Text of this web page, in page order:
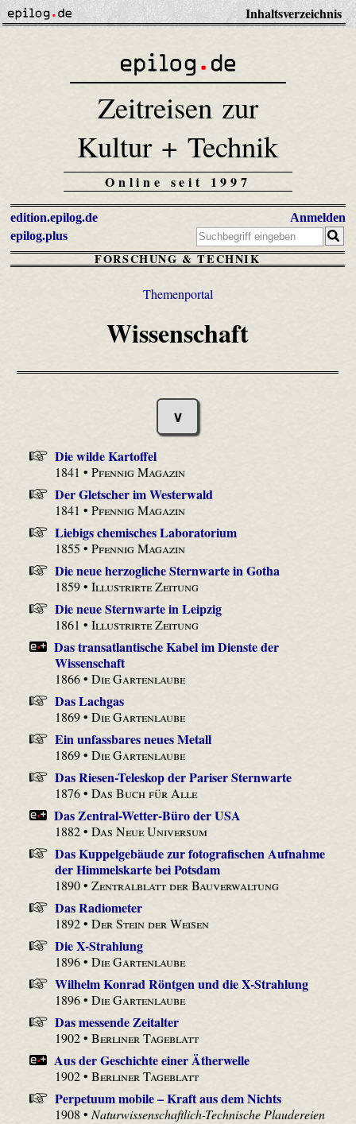
Inhaltsverzeichnis
Zeitreisen zur
Kultur + Technik
Online seit 1997
edition.epilog.de
epilog.plus
Anmelden
FORSCHUNG & TECHNIK
Themenportal
Wissenschaft
∨
Die wilde Kartoffel
1841 •Pfennig Magazin
Der Gletscher im Westerwald
1841 •Pfennig Magazin
Liebigs chemisches Laboratorium
1855 •Pfennig Magazin
Die neue herzogliche Sternwarte in Gotha
1859 •Illustrirte Zeitung
Die neue Sternwarte in Leipzig
1861 •Illustrirte Zeitung
Das transatlantische Kabel im Dienste der
Wissenschaft
1866 •Die Gartenlaube
Das Lachgas
1869 •Die Gartenlaube
Ein unfassbares neues Metall
1869 •Die Gartenlaube
Das Riesen-Teleskop der Pariser Sternwarte
1876 •Das Buch für Alle
Das Zentral-Wetter-Büro der USA
1882 •Das Neue Universum
Das Kuppelgebäude zur fotografischen Aufnahme
der Himmelskarte bei Potsdam
1890 •Zentralblatt der Bauverwaltung
Das Radiometer
1892 •Der Stein der Weisen
Die X-Strahlung
1896 •Die Gartenlaube
Wilhelm Konrad Röntgen und die X-Strahlung
1896 •Die Gartenlaube
Das messende Zeitalter
1902 •Berliner Tageblatt
Aus der Geschichte einer Ätherwelle
1902 •Berliner Tageblatt
Perpetuum mobile – Kraft aus dem Nichts
1908 •Naturwissenschaftlich-Technische Plaudereien